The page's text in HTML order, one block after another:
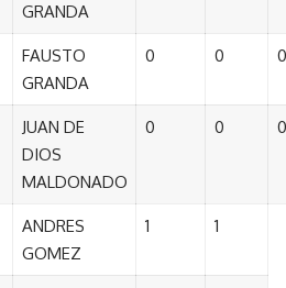
GRANDA
FAUSTO
GRANDA
0 0 0
JUAN DE
DIOS
MALDONADO
0 0 0
ANDRES
GOMEZ
1 1